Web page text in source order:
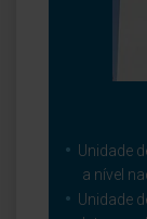
Unidade
a nível
Unidade